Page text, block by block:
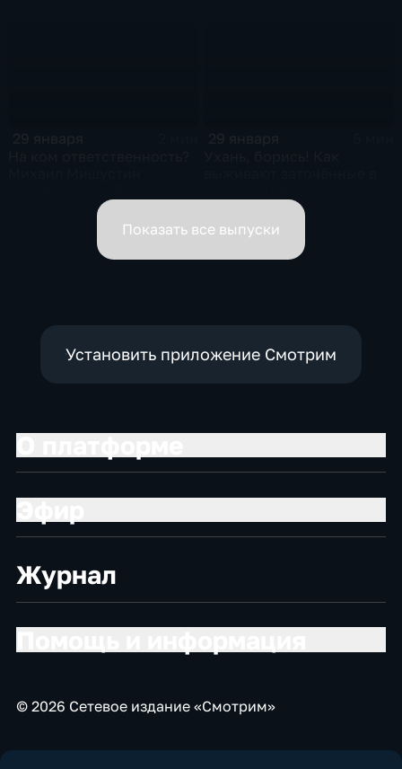
вице-премьеров
Показать все выпуски
Установить приложение Смотрим
Журнал
© 2026 Сетевое издание «Смотрим»